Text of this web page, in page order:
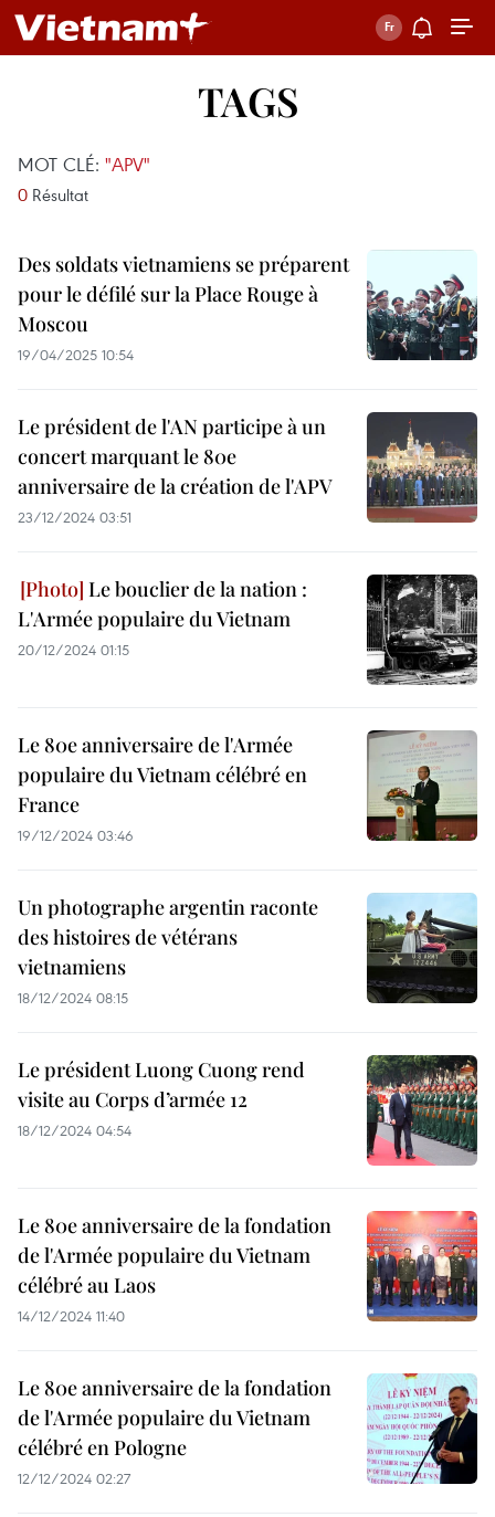
TAGS
MOT CLÉ: "APV"
0 Résultat
Des soldats vietnamiens se préparent
pour le défilé sur la Place Rouge à
Moscou
19/04/2025 10:54
Le président de l'AN participe à un
concert marquant le 80e
anniversaire de la création de l'APV
23/12/2024 03:51
Le bouclier de la nation :
L'Armée populaire du Vietnam
20/12/2024 01:15
Le 80e anniversaire de l'Armée
populaire du Vietnam célébré en
France
19/12/2024 03:46
Un photographe argentin raconte
des histoires de vétérans
vietnamiens
18/12/2024 08:15
Le président Luong Cuong rend
visite au Corps d’armée 12
18/12/2024 04:54
Le 80e anniversaire de la fondation
de l'Armée populaire du Vietnam
célébré au Laos
14/12/2024 11:40
Le 80e anniversaire de la fondation
de l'Armée populaire du Vietnam
célébré en Pologne
12/12/2024 02:27